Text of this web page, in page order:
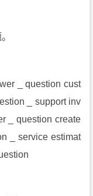
_ question cust
_ support inv
_ question create
_ service estimat